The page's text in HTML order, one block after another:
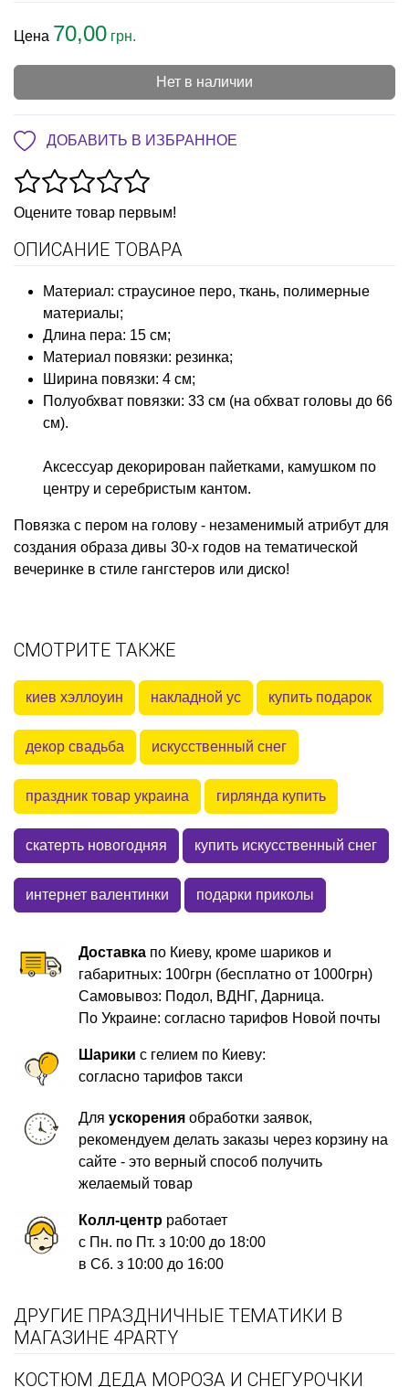
Цена 70,00 грн.
Нет в наличии
ДОБАВИТЬ В ИЗБРАННОЕ
Оцените товар первым!
ОПИСАНИЕ ТОВАРА
Материал: страусиное перо, ткань, полимерные
материалы;
Длина пера: 15 см;
Материал повязки: резинка;
Ширина повязки: 4 см;
Полуобхват повязки: 33 см (на обхват головы до 66
см).
Аксессуар декорирован пайетками, камушком по
центру и серебристым кантом.
Повязка с пером на голову - незаменимый атрибут для
создания образа дивы 30-х годов на тематической
вечеринке в стиле гангстеров или диско!
СМОТРИТЕ ТАКЖЕ
киев хэллоуин накладной ус купить подарок
декор свадьба искусственный снег
праздник товар украина гирлянда купить
скатерть новогодняя купить искусственный снег
интернет валентинки подарки приколы
Доставка по Киеву, кроме шариков и
габаритных: 100грн (бесплатно от 1000грн)
Самовывоз: Подол, ВДНГ, Дарница.
По Украине: согласно тарифов Новой почты
Шарики с гелием по Киеву:
согласно тарифов такси
Дляускорения обработки заявок,
рекомендуем делать заказы через корзину на
сайте - это верный способ получить
желаемый товар
Колл-центр работает
с Пн. по Пт. з 10:00 до 18:00
в Сб. з 10:00 до 16:00
ДРУГИЕ ПРАЗДНИЧНЫЕ ТЕМАТИКИ В
МАГАЗИНЕ 4PARTY
КОСТЮМ ДЕДА МОРОЗА И СНЕГУРОЧКИ